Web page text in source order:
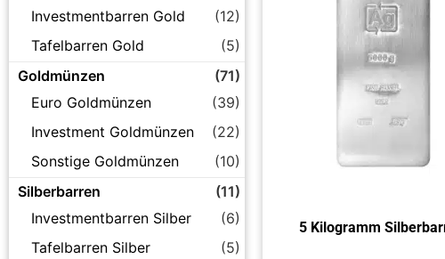
Investmentbarren Gold
(12)
Tafelbarren Gold
(5)
Goldmünzen
(71)
Euro Goldmünzen
(39)
Investment Goldmünzen
(22)
Sonstige Goldmünzen
(10)
Silberbarren
(11)
Investmentbarren Silber
(6)
Tafelbarren Silber
(5)
5 Kilogramm